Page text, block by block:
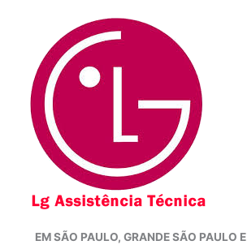
conteúdo
EM SÃO PAULO, GRANDE SÃO PAULO